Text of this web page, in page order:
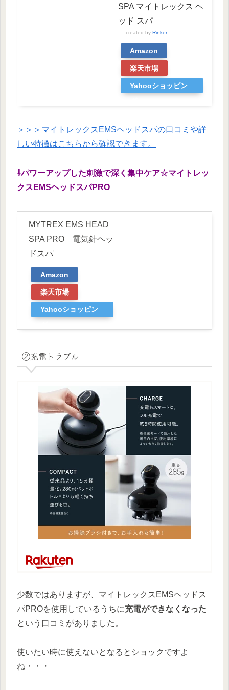
SPA マイトレックス ヘ
ッド スパ
created by Rinker
Amazon
楽天市場
Yahooショッピン
＞＞＞マイトレックスEMSヘッドスパの口コミや詳
しい特徴はこちらから確認できます。
⇩パワーアップした刺激で深く集中ケア☆マイトレッ
クスEMSヘッドスパPRO
MYTREX EMS HEAD
SPA PRO 電気針ヘッ
ドスパ
Amazon
楽天市場
Yahooショッピン
②充電トラブル
少数ではありますが、マイトレックスEMSヘッドス
パPROを使用しているうちに充電ができなくなった
という口コミがありました。
使いたい時に使えないとなるとショックですよ
ね・・・